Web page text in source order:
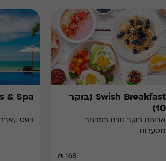
Swish Breakfast (בוקר
10)
ארוחת בוקר זוגית במבחר
מסעדות
168 ₪
& Spa
גיפט